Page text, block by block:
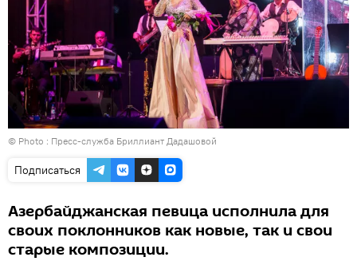
© Photo : Пресс-служба Бриллиант Дадашовой
Подписаться
Азербайджанская певица исполнила для
своих поклонников как новые, так и свои
старые композиции.